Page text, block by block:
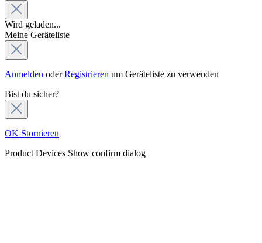
Wird geladen...
Meine Geräteliste
Anmelden oderRegistrieren um Geräteliste zu verwenden
Bist du sicher?
OK Stornieren
Product Devices Show confirm dialog